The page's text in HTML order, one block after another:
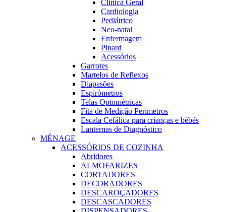
Clinica Geral
Cardiologia
Pediátrico
Neo-natal
Enfermagem
Pinard
Acessórios
Garrotes
Martelos de Reflexos
Diapasões
Espirómetros
Telas Optométricas
Fita de Medição Perímetros
Escala Cefálica para crianças e bébés
Lanternas de Diagnóstico
MÉNAGE
ACESSÓRIOS DE COZINHA
Abridores
ALMOFARIZES
CORTADORES
DECORADORES
DESCAROÇADORES
DESCASCADORES